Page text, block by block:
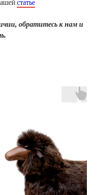
статье
обратитесь к нам и